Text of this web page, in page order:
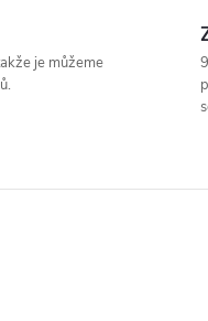
je můžeme